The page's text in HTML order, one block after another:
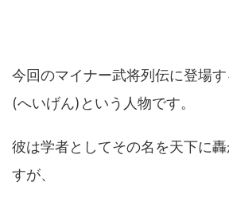
今回のマイナー武将列伝に登場
(へいげん)という人物です。
彼は学者としてその名を天下に
すが、